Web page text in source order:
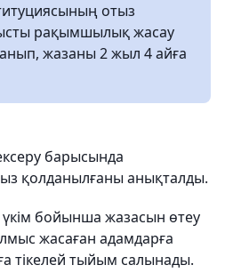
отыз
рақымшылық жасау
жазаны 2 жыл 4 айға
барысында
қолданылғаны анықталды.
бойынша жазасын өтеу
жасаған адамдарға
тікелей тыйым салынады.